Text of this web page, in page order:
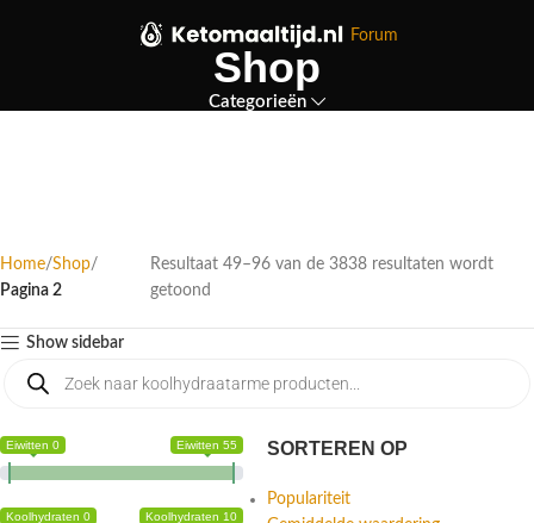
Forum
Shop
Categorieën
Home Shop
Pagina 2
Resultaat 49–96 van de 3838 resultaten wordt
getoond
Show sidebar
Eiwitten 0 Eiwitten 55
Koolhydraten 0 Koolhydraten 10
SORTEREN OP
Populariteit